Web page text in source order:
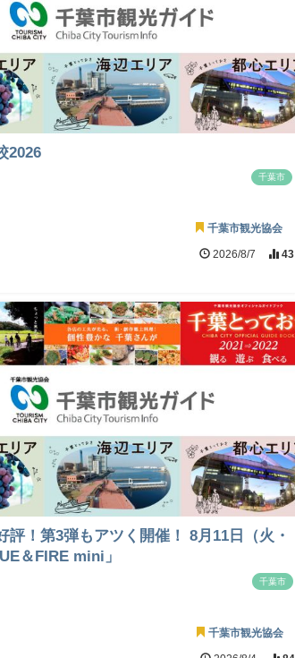
2026
千葉市
千葉市観光協会
2026/8/7 43
評！第3弾もアツく開催！ 8月11日（火・
＆FIRE mini」
千葉市
千葉市観光協会